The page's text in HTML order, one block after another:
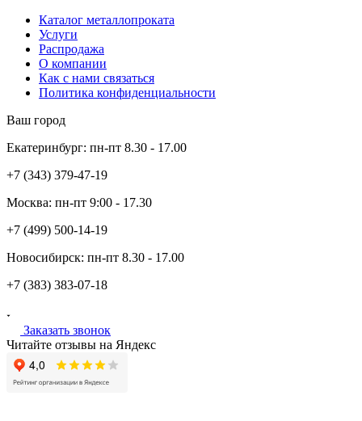
Каталог металлопроката
Услуги
Распродажа
О компании
Как с нами связаться
Политика конфиденциальности
Ваш город
Екатеринбург: пн-пт 8.30 - 17.00
+7 (343) 379-47-19
Москва: пн-пт 9:00 - 17.30
+7 (499) 500-14-19
Новосибирск: пн-пт 8.30 - 17.00
+7 (383) 383-07-18
Заказать звонок
Читайте отзывы на Яндекс